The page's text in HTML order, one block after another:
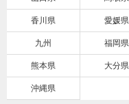
香川県 愛媛県
九州 福岡県
熊本県 大分県
沖縄県